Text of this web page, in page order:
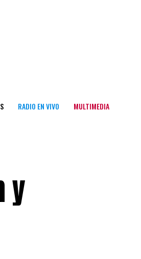
RADIO EN VIVO MULTIMEDIA
y